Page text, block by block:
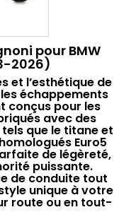
pour BMW
2026)
et l’esthétique de
les échappements
conçus pour les
avec des
que le titane et
Euro5
de légèreté,
puissante.
de conduite tout
unique à votre
route ou en tout-